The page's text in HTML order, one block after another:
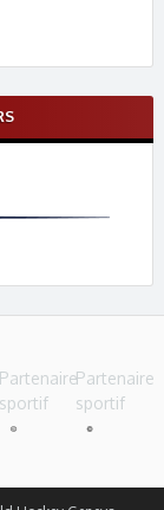
Partenaire
sportif
Partenaire
sportif